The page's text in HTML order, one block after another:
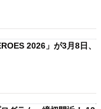
2026」が3月8日、